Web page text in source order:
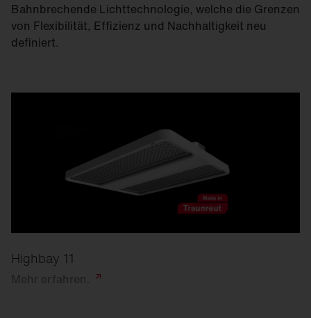
Bahnbrechende Lichttechnologie, welche die Grenzen
von Flexibilität, Effizienz und Nachhaltigkeit neu
definiert.
Highbay 11
Mehr erfahren.